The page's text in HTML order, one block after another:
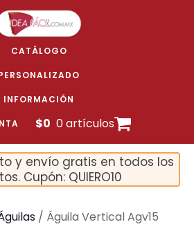
CATÁLOGO
INFORMACIÓN
$0 0 artículos
y envío gratis en todos los
Cupón: QUIERO10
/ Águila Vertical Agv15